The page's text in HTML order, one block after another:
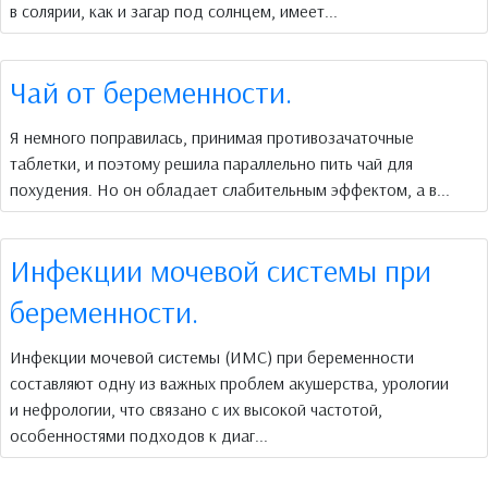
в солярии, как и загар под солнцем, имеет...
Чай от беременности.
Я немного поправилась, принимая противозачаточные
таблетки, и поэтому решила параллельно пить чай для
похудения. Но он обладает слабительным эффектом, а в...
Инфекции мочевой системы при
беременности.
Инфекции мочевой системы (ИМС) при беременности
составляют одну из важных проблем акушерства, урологии
и нефрологии, что связано с их высокой частотой,
особенностями подходов к диаг...